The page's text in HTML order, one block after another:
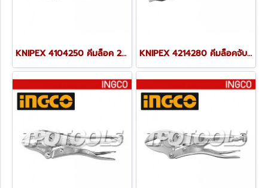
KNIPEX 4104250 คีมล็อค 250 มม. KNIPEX คะนิเพค คีมช่างมืออาชีพอันดับ 1 MADE IN GERMANY KNIPEX 4214280 คีมล็อคจับเชื่อม ขนาด 280 มม. KNIPEX คะนิเพค คีมช่างมืออาชีพอันดับ 1 MADE IN GERMANY